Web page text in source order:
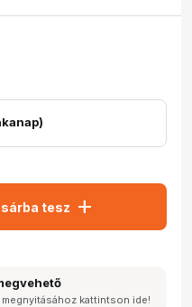
tesz add
kattintson ide!